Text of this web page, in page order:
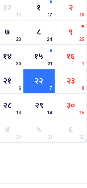
३२
16
१
17
२
18
७
23
८
24
९
25
१४
30
१५
31
१६
1
२१
6
२२
7
२३
8
२८
13
२९
14
३०
15
४
20
५
21
६
22